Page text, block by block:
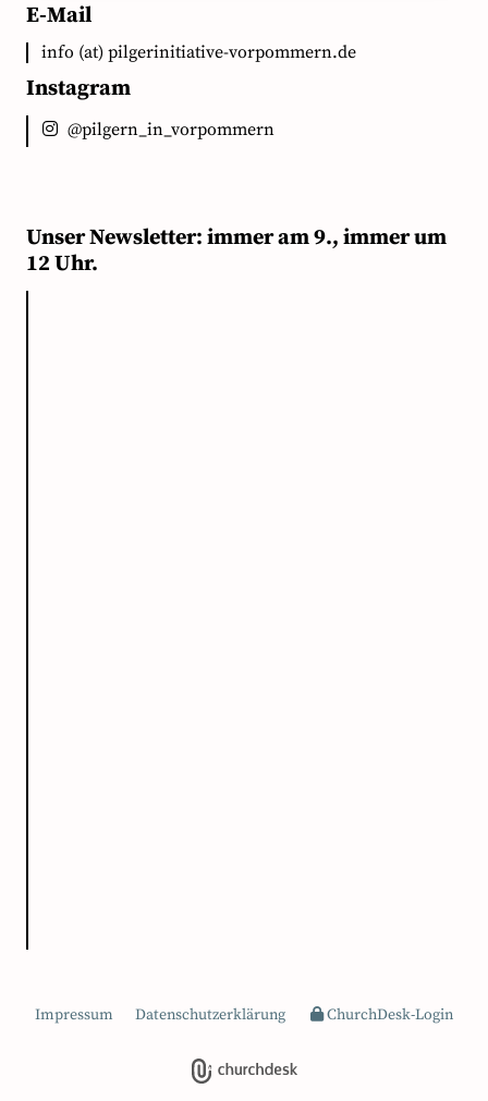
E-Mail
info (at) pilgerinitiative-vorpommern.de
Instagram
@pilgern_in_vorpommern
Unser Newsletter: immer am 9., immer um
12 Uhr.
Impressum Datenschutzerklärung ChurchDesk-Login